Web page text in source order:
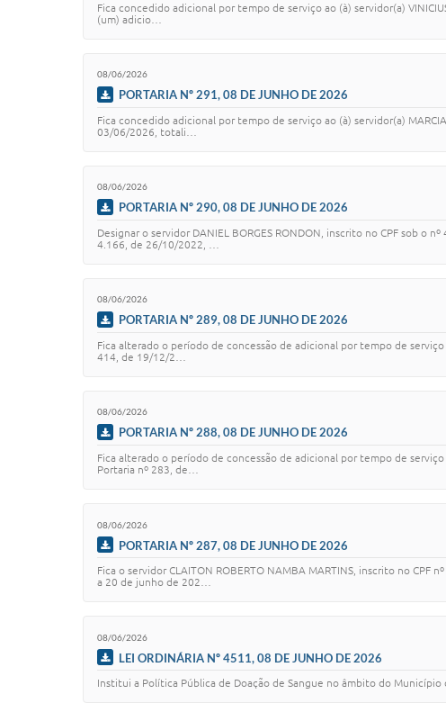
Fica concedido adicional por tempo de serviço ao (à) servidor(a)
(um) adicio…
08/06/2026
PORTARIA Nº 291, 08 DE JUNHO DE 2026
Fica concedido adicional por tempo de serviço ao (à) servidor(a)
03/06/2026, totali…
08/06/2026
PORTARIA Nº 290, 08 DE JUNHO DE 2026
Designar o servidor DANIEL BORGES RONDON, inscrito no CPF sob o
4.166, de 26/10/2022, …
08/06/2026
PORTARIA Nº 289, 08 DE JUNHO DE 2026
Fica alterado o período de concessão de adicional por tempo de
414, de 19/12/2…
08/06/2026
PORTARIA Nº 288, 08 DE JUNHO DE 2026
Fica alterado o período de concessão de adicional por tempo de
Portaria nº 283, de…
08/06/2026
PORTARIA Nº 287, 08 DE JUNHO DE 2026
Fica o servidor CLAITON ROBERTO NAMBA MARTINS, inscrito no
a 20 de junho de 202…
08/06/2026
LEI ORDINÁRIA Nº 4511, 08 DE JUNHO DE 2026
Institui a Política Pública de Doação de Sangue no âmbito do